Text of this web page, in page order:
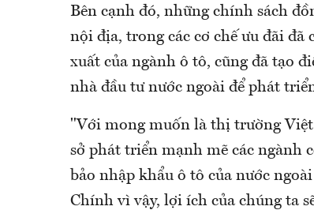
Bên cạnh đó, những chính sách
nội địa, trong các cơ chế ưu đãi đã
xuất của ngành ô tô, cũng đã tạo
nhà đầu tư nước ngoài để phát
"Với mong muốn là thị trường
sở phát triển mạnh mẽ các ngành
bảo nhập khẩu ô tô của nước
Chính vì vậy, lợi ích của chúng ta